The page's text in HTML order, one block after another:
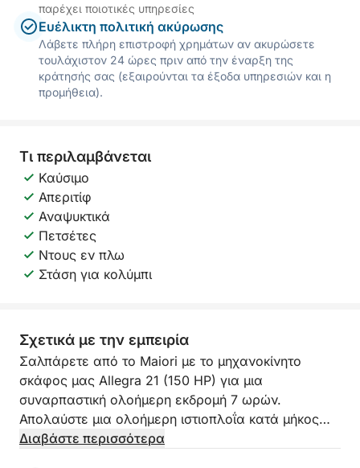
παρέχει ποιοτικές υπηρεσίες
Ευέλικτη πολιτική ακύρωσης
Λάβετε πλήρη επιστροφή χρημάτων αν ακυρώσετε
τουλάχιστον 24 ώρες πριν από την έναρξη της
κράτησής σας (εξαιρούνται τα έξοδα υπηρεσιών και η
προμήθεια).
Τι περιλαμβάνεται
Καύσιμο
Απεριτίφ
Αναψυκτικά
Πετσέτες
Ντους εν πλω
Στάση για κολύμπι
Σχετικά με την εμπειρία
Σαλπάρετε από το Maiori με το μηχανοκίνητο
σκάφος μας Allegra 21 (150 HP) για μια
συναρπαστική ολοήμερη εκδρομή 7 ωρών.
Απολαύστε μια ολοήμερη ιστιοπλοΐα κατά μήκος
της ακτής Αμάλφι, βυθιζόμενοι στη θάλασσα με
Διαβάστε περισσότερα